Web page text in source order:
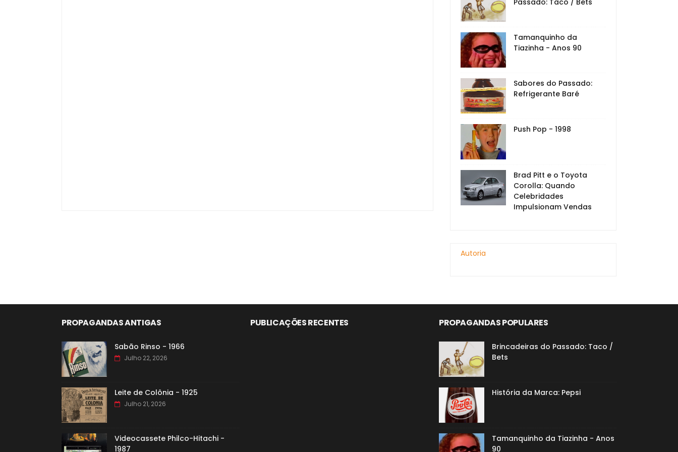
Passado: Taco / Bets
Tamanquinho da
Tiazinha - Anos 90
Sabores do Passado:
Refrigerante Baré
Push Pop - 1998
Brad Pitt e o Toyota
Corolla: Quando
Celebridades
Impulsionam Vendas
Autoria
PROPAGANDAS ANTIGAS
Sabão Rinso - 1966
Julho 22, 2026
Leite de Colônia - 1925
Julho 21, 2026
Videocassete Philco-Hitachi -
1987
PUBLICAÇÕES RECENTES PROPAGANDAS POPULARES
Brincadeiras do Passado: Taco /
Bets
História da Marca: Pepsi
Tamanquinho da Tiazinha - Anos
90